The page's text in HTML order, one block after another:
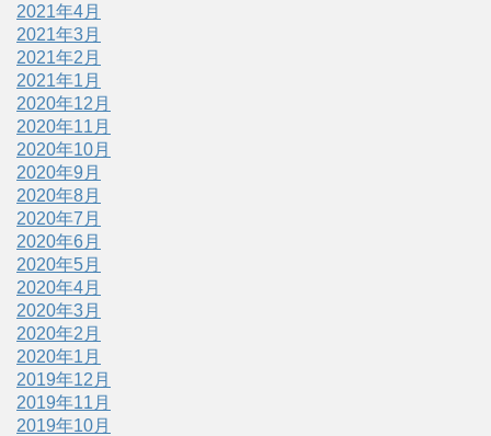
2021年4月
2021年3月
2021年2月
2021年1月
2020年12月
2020年11月
2020年10月
2020年9月
2020年8月
2020年7月
2020年6月
2020年5月
2020年4月
2020年3月
2020年2月
2020年1月
2019年12月
2019年11月
2019年10月